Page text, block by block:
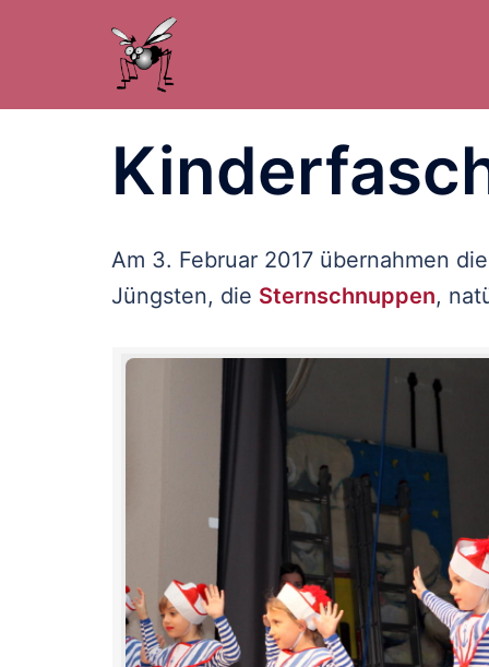
Am 3. Februar 2017 übernahmen
Jüngsten, die Sternschnuppen,